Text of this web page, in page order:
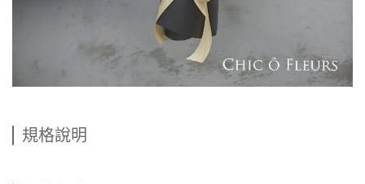
規格說明